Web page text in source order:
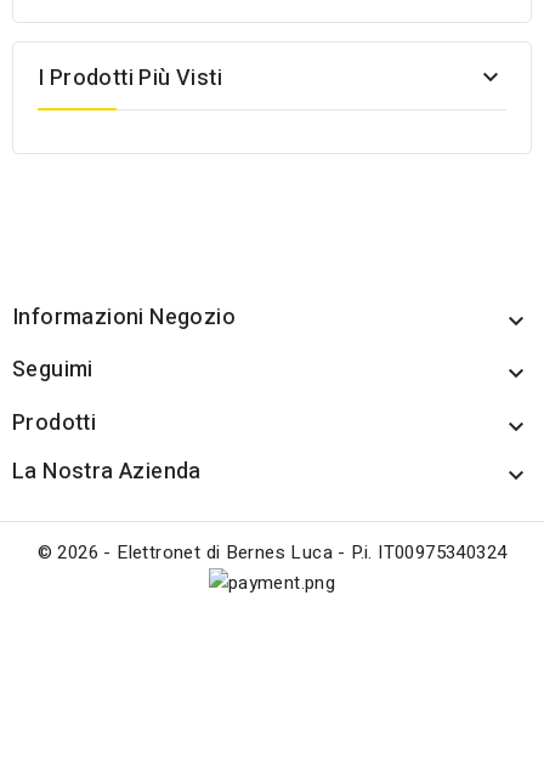
I Prodotti Più Visti 
Informazioni Negozio 
Seguimi 
Prodotti 
La Nostra Azienda 
© 2026 - Elettronet di Bernes Luca - P.i. IT00975340324